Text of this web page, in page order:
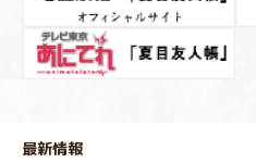
最新情報